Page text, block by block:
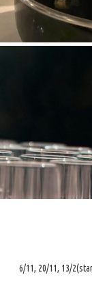
6/11, 20/11, 13/